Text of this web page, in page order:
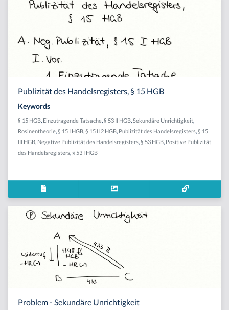
Publizität des Handelsregisters, § 15 HGB
Keywords
§ 15 HGB Einzutragende Tatsache § 53 II HGB Sekundäre Unrichtigkeit
Rosinentheorie § 15 I HGB § 15 II 2 HGB Publizität des Handelsregisters § 15
III HGB Negative Publizität des Handelsregisters § 53 HGB Positive Publizität
des Handelsregisters § 53 I HGB
Problem - Sekundäre Unrichtigkeit